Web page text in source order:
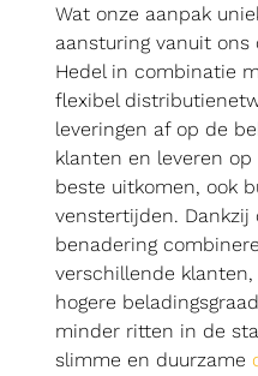
Wat onze aanpak
aansturing vanuit
Hedel in combinatie
flexibel
leveringen af op de
klanten en leveren
beste uitkomen, ook
venstertijden.
benadering
verschillende
hogere
minder ritten in de
slimme en duurzame